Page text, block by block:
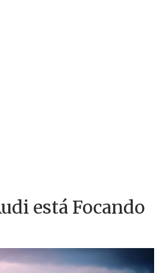
está Focando